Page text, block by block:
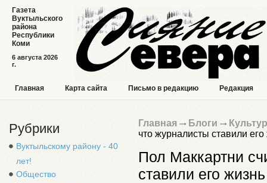
6 августа 2026
г.
Газета
Вуктыльского
района
Республики
Коми
Главная Карта сайта Письмо в редакцию Редакция
Рубрики
Вуктыльскому району - 40
лет!
Общество
Главная Блоги
что журналисты ставили
Пол Маккартни
ставили его